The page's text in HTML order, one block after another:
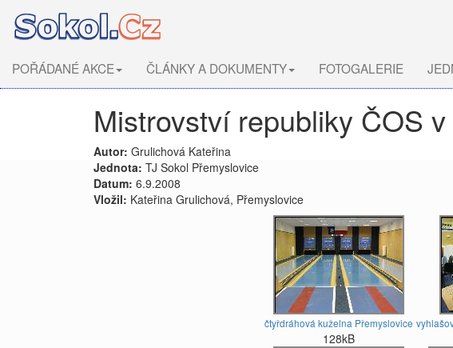
POŘÁDANÉ AKCE ČLÁNKY A DOKUMENTY FOTOGALERIE
Mistrovství republiky ČOS
Autor: Grulichová Kateřina
Jednota: TJ Sokol Přemyslovice
Datum: 6.9.2008
Vložil: Kateřina Grulichová, Přemyslovice
čtyřdráhová kuželna Přemyslovice
128kB